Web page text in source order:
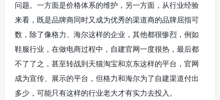
问题。一方面是价格体系的维护，另一方面，从行业经验
来看，既是品牌商同时又成为优秀的渠道商的品牌屈指可
数，除了像格力、海尔这样的企业，其他都很惨烈，例如
鞋服行业，在做电商过程中，自建官网一度很热，最后都
不了了之，甚至转战到天猫淘宝和京东这样的平台，官网
成为宣传、展示的平台，但格力和海尔为了自建渠道付出
多少，可能只有这样的行业老大才有实力去投入。